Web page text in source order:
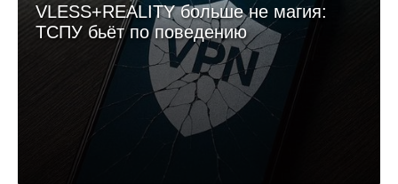
VLESS+REALITY больше не магия:
ТСПУ бьёт по поведению